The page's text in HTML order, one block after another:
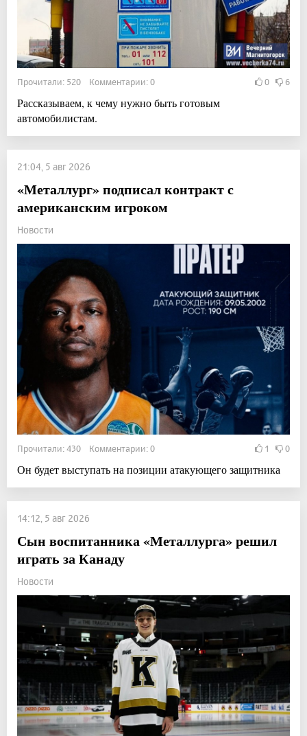
Прочитали: 520 Комментарии: 0 0 6
Рассказываем, к чему нужно быть готовым
автомобилистам.
21:04, 5 авг 2026
«Металлург» подписал контракт с
американским игроком
Новости
Прочитали: 430 Комментарии: 0 1 0
Он будет выступать на позиции атакующего защитника
14:12, 5 авг 2026
Сын воспитанника «Металлурга» решил
играть за Канаду
Новости